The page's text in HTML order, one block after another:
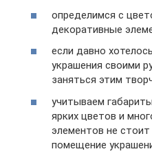
определимся с
декоративные
если давно
украшения своими
заняться этим
учитываем
ярких цветов и
элементов не стоит
помещение